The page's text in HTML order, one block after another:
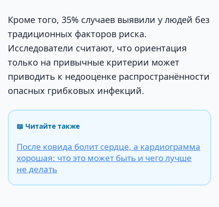
Кроме того, 35% случаев выявили у людей без
традиционных факторов риска.
Исследователи считают, что ориентация
только на привычные критерии может
приводить к недооценке распространённости
опасных грибковых инфекций.
📖 Читайте также
После ковида болит сердце, а кардиограмма
хорошая: что это может быть и чего лучше
не делать